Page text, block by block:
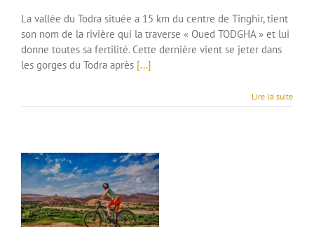
La vallée du Todra située a 15 km du centre de Tinghir, tient
son nom de la rivière qui la traverse « Oued TODGHA » et lui
donne toutes sa fertilité. Cette dernière vient se jeter dans
les gorges du Todra après [...]
Lire la suite